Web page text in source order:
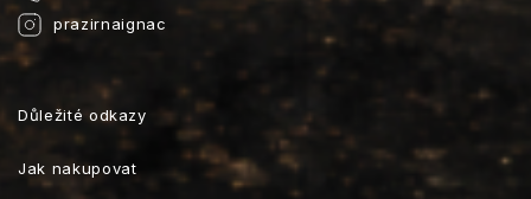
prazirnaignac
Důležité odkazy
Jak nakupovat